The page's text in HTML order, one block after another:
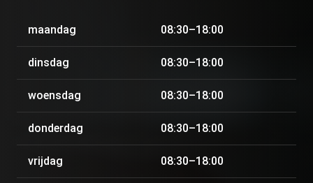
maandag 08:30–18:00
dinsdag 08:30–18:00
woensdag 08:30–18:00
donderdag 08:30–18:00
vrijdag 08:30–18:00